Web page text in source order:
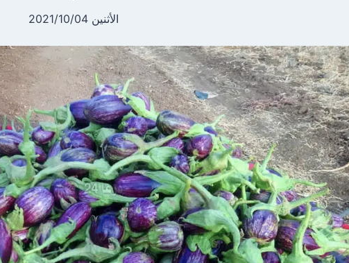
الأثنين 2021/10/04